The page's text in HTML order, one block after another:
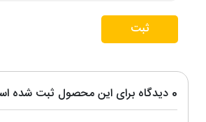
0 دیدگاه برای این محصول ثبت شده است
ثبت